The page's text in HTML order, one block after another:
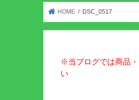
HOME DSC_0517
※当ブログでは商品
い